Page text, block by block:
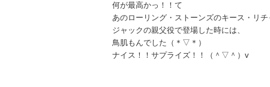
何が最高かっ！！て
あのローリング・ストーンズのキース・リ
ジャックの親父役で登場した時には、
鳥肌もんでした（＊▽＊）
ナイス！！サプライズ！！（＾▽＾）v